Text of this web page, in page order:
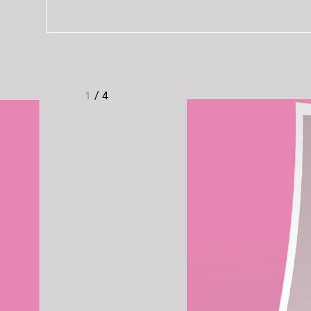
1 / 4